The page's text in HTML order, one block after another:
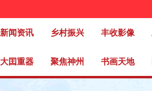
新闻资讯 乡村振兴 丰收影像
大囯重器 聚焦神州 书画天地